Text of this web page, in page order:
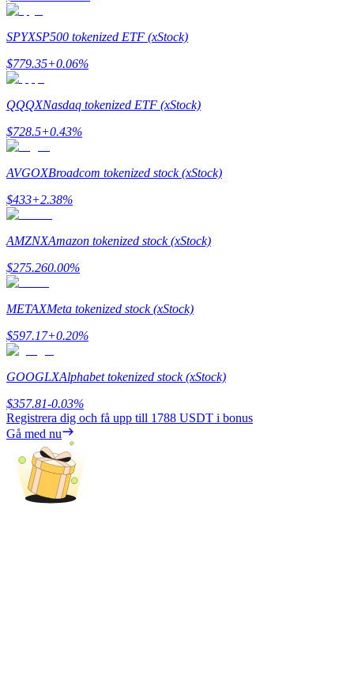
Guide
Futures startguide
Handelsstrategier
Lär dig hur du håller dig lönsam
Tjäna
SPYXSP500 tokenized ETF (xStock)
$779.35+0.06%
QQQXNasdaq tokenized ETF (xStock)
$728.5+0.43%
AVGOXBroadcom tokenized stock (xStock)
$433+2.38%
AMZNXAmazon tokenized stock (xStock)
$275.260.00%
METAXMeta tokenized stock (xStock)
$597.17+0.20%
GOOGLXAlphabet tokenized stock (xStock)
$357.81-0.03%
Registrera dig och få upp till 1788 USDT i bonus
Gå med nu